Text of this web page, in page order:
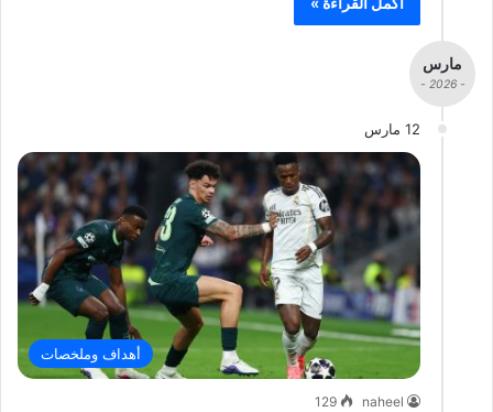
مارس
- 2026 -
12 مارس
أهداف وملخصات
naheel
129